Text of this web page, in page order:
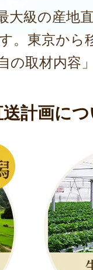
大級の産地
。東京から
の取材内容
送計画に